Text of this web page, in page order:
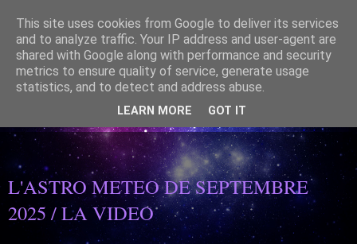
ASTROLOGIE SPIRITUELLE- Mettre en Lumière le lien
CIEL/TERRE est un beau présent
23/08/2025
L'ASTRO METEO DE SEPTEMBRE
2025 / LA VIDEO
This site uses cookies from Google to deliver its services
and to analyze traffic. Your IP address and user-agent are
shared with Google along with performance and security
metrics to ensure quality of service, generate usage
statistics, and to detect and address abuse.
LEARN MORE GOT IT